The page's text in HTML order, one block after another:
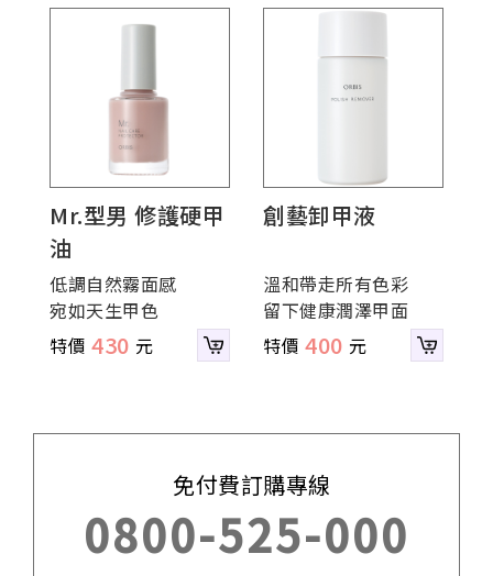
Mr.型男 修護硬甲
油
低調自然霧面感
宛如天生甲色
430
創藝卸甲液
溫和帶走所有色彩
留下健康潤澤甲面
400
免付費訂購專線
0800-525-000